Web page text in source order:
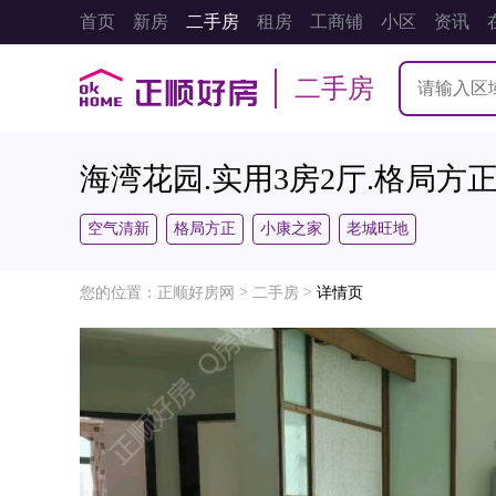
首页 新房 二手房 租房 工商铺 小区 资讯
二手房
海湾花园.实用3房2厅.格局方
空气清新 格局方正 小康之家 老城旺地
您的位置： 正顺好房网 > 二手房 > 详情页